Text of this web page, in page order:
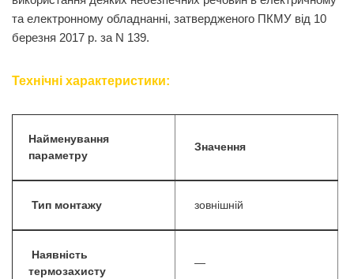
та електронному обладнанні, затвердженого ПКМУ від 10
березня 2017 р. за N 139.
Технічні характеристики:
Найменування
параметру
Значення
Тип монтажу зовнішній
Наявність
термозахисту
—